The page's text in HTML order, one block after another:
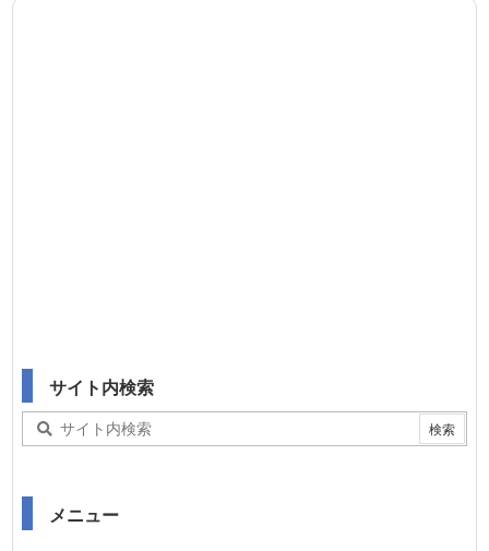
サイト内検索
メニュー